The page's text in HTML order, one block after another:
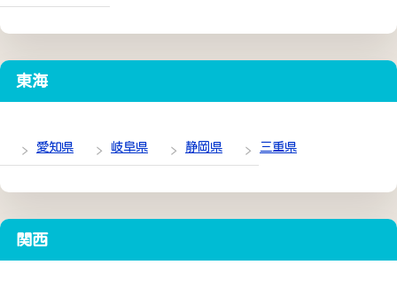
東海
愛知県 岐阜県 静岡県 三重県
関西